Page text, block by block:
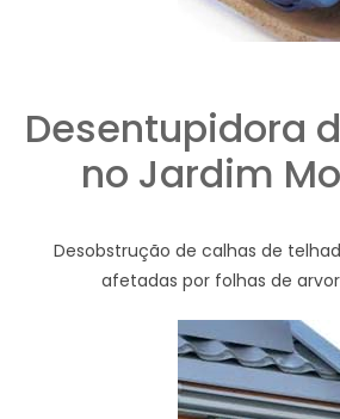
Desentupidora
no Jardim
Desobstrução de calhas de
afetadas por folhas de